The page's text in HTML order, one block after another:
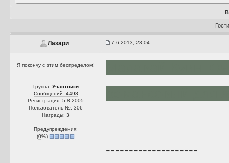
Лазари 7.6.2013, 23:04
Я покончу с этим беспределом!
Группа: Участники
Сообщений: 4498
Регистрация: 5.8.2005
Пользователь №: 306
Награды:3
Предупреждения:
(0%)
--------------------